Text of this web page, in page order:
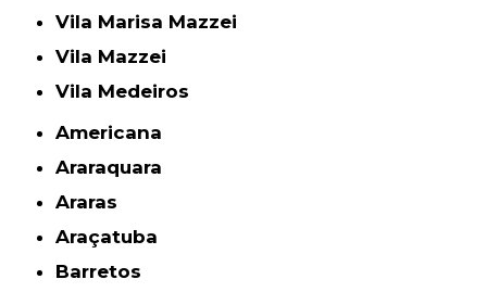
Vila Marisa Mazzei
Vila Mazzei
Vila Medeiros
Americana
Araraquara
Araras
Araçatuba
Barretos